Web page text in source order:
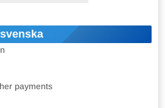
payments